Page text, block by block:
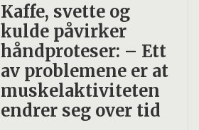
Kaffe, svette og
kulde påvirker
håndproteser: – Ett
av problemene er at
muskelaktiviteten
endrer seg over tid